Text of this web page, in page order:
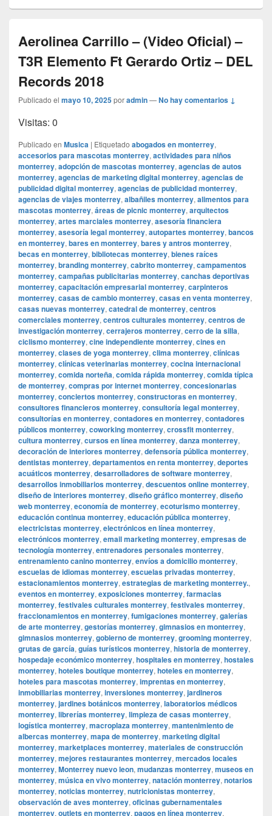
Aerolinea Carrillo – (Video Oficial) –
T3R Elemento Ft Gerardo Ortiz – DEL
Records 2018
Publicado el mayo 10, 2025poradmin—No hay comentarios ↓
Visitas: 0
Publicado en Musica | Etiquetado abogados en monterrey,
accesorios para mascotas monterrey, actividades para niños
monterrey, adopción de mascotas monterrey, agencias de autos
monterrey, agencias de marketing digital monterrey, agencias de
publicidad digital monterrey, agencias de publicidad monterrey,
agencias de viajes monterrey, albañiles monterrey, alimentos para
mascotas monterrey, áreas de picnic monterrey, arquitectos
monterrey, artes marciales monterrey, asesoría financiera
monterrey, asesoría legal monterrey, autopartes monterrey, bancos
en monterrey, bares en monterrey, bares y antros monterrey,
becas en monterrey, bibliotecas monterrey, bienes raíces
monterrey, branding monterrey, cabrito monterrey, campamentos
monterrey, campañas publicitarias monterrey, canchas deportivas
monterrey, capacitación empresarial monterrey, carpinteros
monterrey, casas de cambio monterrey, casas en venta monterrey,
casas nuevas monterrey, catedral de monterrey, centros
comerciales monterrey, centros culturales monterrey, centros de
investigación monterrey, cerrajeros monterrey, cerro de la silla,
ciclismo monterrey, cine independiente monterrey, cines en
monterrey, clases de yoga monterrey, clima monterrey, clínicas
monterrey, clínicas veterinarias monterrey, cocina internacional
monterrey, comida norteña, comida rápida monterrey, comida típica
de monterrey, compras por internet monterrey, concesionarias
monterrey, conciertos monterrey, constructoras en monterrey,
consultores financieros monterrey, consultoría legal monterrey,
consultorías en monterrey, contadores en monterrey, contadores
públicos monterrey, coworking monterrey, crossfit monterrey,
cultura monterrey, cursos en línea monterrey, danza monterrey,
decoración de interiores monterrey, defensoría pública monterrey,
dentistas monterrey, departamentos en renta monterrey, deportes
acuáticos monterrey, desarrolladores de software monterrey,
desarrollos inmobiliarios monterrey, descuentos online monterrey,
diseño de interiores monterrey, diseño gráfico monterrey, diseño
web monterrey, economía de monterrey, ecoturismo monterrey,
educación continua monterrey, educación pública monterrey,
electricistas monterrey, electrónicos en línea monterrey,
electrónicos monterrey, email marketing monterrey, empresas de
tecnología monterrey, entrenadores personales monterrey,
entrenamiento canino monterrey, envíos a domicilio monterrey,
escuelas de idiomas monterrey, escuelas privadas monterrey,
estacionamientos monterrey, estrategias de marketing monterrey.,
eventos en monterrey, exposiciones monterrey, farmacias
monterrey, festivales culturales monterrey, festivales monterrey,
fraccionamientos en monterrey, fumigaciones monterrey, galerías
de arte monterrey, gestorías monterrey, gimnasios en monterrey,
gimnasios monterrey, gobierno de monterrey, grooming monterrey,
grutas de garcía, guías turísticos monterrey, historia de monterrey,
hospedaje económico monterrey, hospitales en monterrey, hostales
monterrey, hoteles boutique monterrey, hoteles en monterrey,
hoteles para mascotas monterrey, imprentas en monterrey,
inmobiliarias monterrey, inversiones monterrey, jardineros
monterrey, jardines botánicos monterrey, laboratorios médicos
monterrey, librerías monterrey, limpieza de casas monterrey,
logística monterrey, macroplaza monterrey, mantenimiento de
albercas monterrey, mapa de monterrey, marketing digital
monterrey, marketplaces monterrey, materiales de construcción
monterrey, mejores restaurantes monterrey, mercados locales
monterrey, Monterrey nuevo leon, mudanzas monterrey, museos en
monterrey, música en vivo monterrey, natación monterrey, notarios
monterrey, noticias monterrey, nutricionistas monterrey,
observación de aves monterrey, oficinas gubernamentales
monterrey, outlets en monterrey, pagos en línea monterrey,